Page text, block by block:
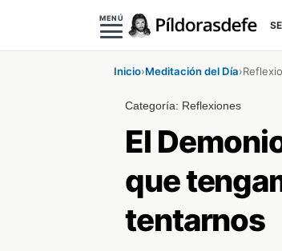
MENÚ
Inicio›Meditación del Día›
Categoría: Reflexiones
El
que
tentarnos